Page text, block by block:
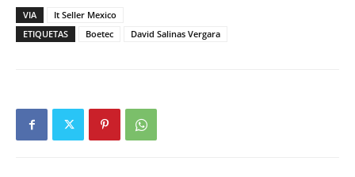
VIA
It Seller Mexico
ETIQUETAS
Boetec David Salinas Vergara